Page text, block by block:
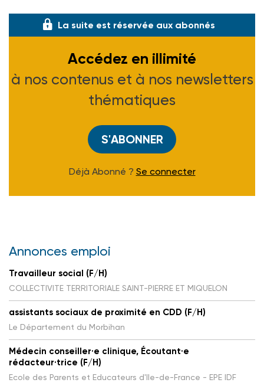
La suite est réservée aux abonnés
Accédez en illimité
à nos contenus et à nos newsletters
thématiques
S'ABONNER
Déjà Abonné ? Se connecter
Annonces emploi
Travailleur social (F/H)
COLLECTIVITE TERRITORIALE SAINT-PIERRE ET MIQUELON
assistants sociaux de proximité en CDD (F/H)
Le Département du Morbihan
Médecin conseiller·e clinique, Écoutant·e
rédacteur·trice (F/H)
Ecole des Parents et Educateurs d'Ile-de-France - EPE IDF